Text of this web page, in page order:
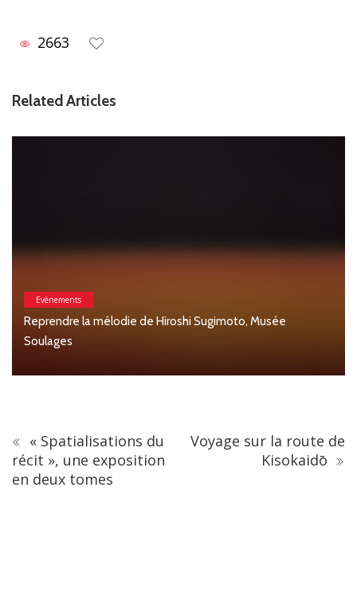
2663
Related Articles
Sugimoto, Musée Arts & Mode
« Spatialisations du
récit », une exposition
en deux tomes
Voyage sur la route de
Kisokaidō